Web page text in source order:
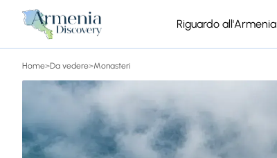
Riguardo all'Armenia
Home>Da vedere>Monasteri